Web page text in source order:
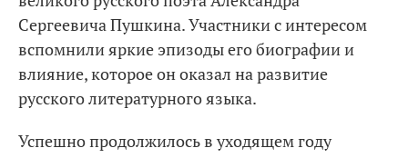
Сергеевича Пушкина. Участники с интересом
вспомнили яркие эпизоды его биографии и
влияние, которое он оказал на развитие
русского литературного языка.
Успешно продолжилось в уходящем году